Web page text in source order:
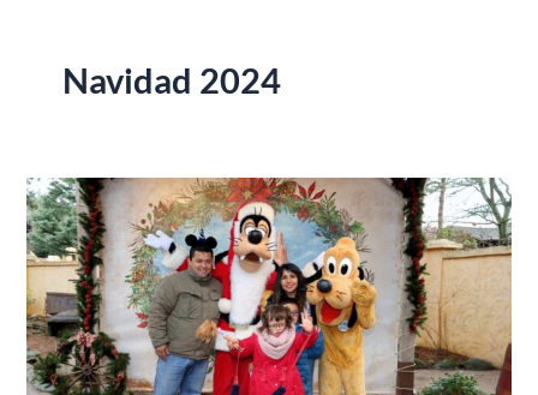
Navidad 2024
Navidad
en
Disneyland
2024